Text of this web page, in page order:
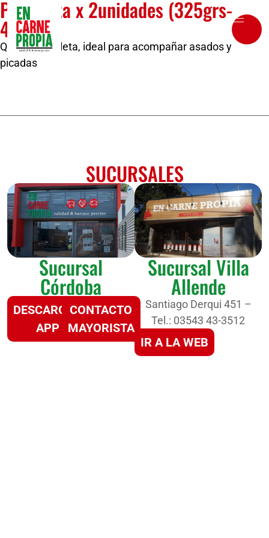
Provoleta x 2unidades (325grs-
400grs)
Queso provoleta, ideal para acompañar asados y
picadas
SUCURSALES
Sucursal
Córdoba
DESCARGAR
APP
CONTACTO
MAYORISTA
Sucursal Villa
Allende
Santiago Derqui 451 –
Tel.: 03543 43-3512
IR A LA WEB